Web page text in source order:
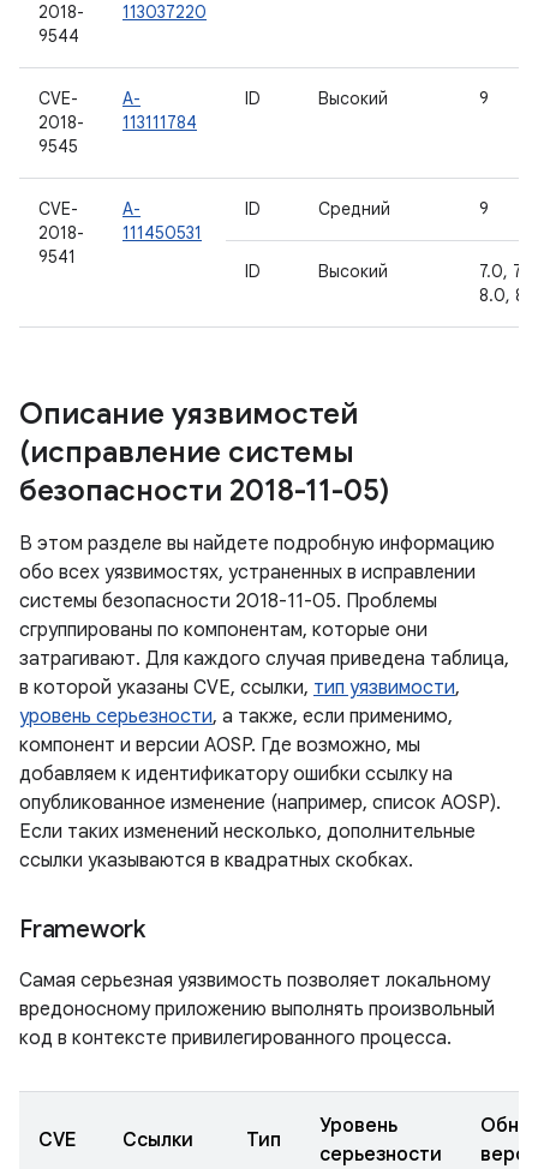
2018-
9544
113037220
CVE-
2018-
9545
A-
113111784
ID Высокий 9
CVE-
2018-
9541
A-
111450531
ID Средний 9
ID Высокий
7.0,
8.0, 8.1
Описание уязвимостей
(исправление системы
безопасности 2018-11-05)
В этом разделе вы найдете подробную информацию
обо всех уязвимостях, устраненных в исправлении
системы безопасности 2018-11-05. Проблемы
сгруппированы по компонентам, которые они
затрагивают. Для каждого случая приведена таблица,
в которой указаны CVE, ссылки, тип уязвимости,
уровень серьезности, а также, если применимо,
компонент и версии AOSP. Где возможно, мы
добавляем к идентификатору ошибки ссылку на
опубликованное изменение (например, список AOSP).
Если таких изменений несколько, дополнительные
ссылки указываются в квадратных скобках.
Framework
Самая серьезная уязвимость позволяет локальному
вредоносному приложению выполнять произвольный
код в контексте привилегированного процесса.
CVE Ссылки Тип
Уровень
серьезности